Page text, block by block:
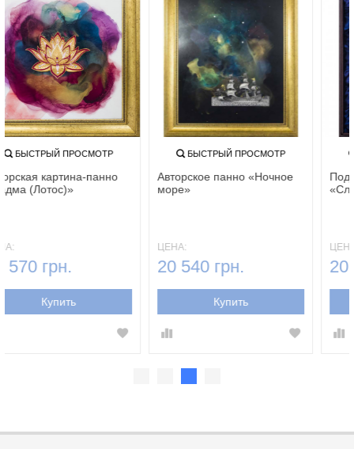
БЫСТРЫЙ ПРОСМОТР
Авторская картина-панно
«Падма (Лотос)»‎
20 570 грн.
Купить
БЫСТРЫЙ ПРОСМОТР
Авторское панно «Ночное
море‎»‎
20 540 грн.
Купить